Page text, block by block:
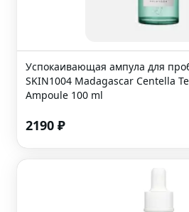
Успокаивающая ампула для
SKIN1004 Madagascar Centella
Ampoule 100 ml
2190 ₽